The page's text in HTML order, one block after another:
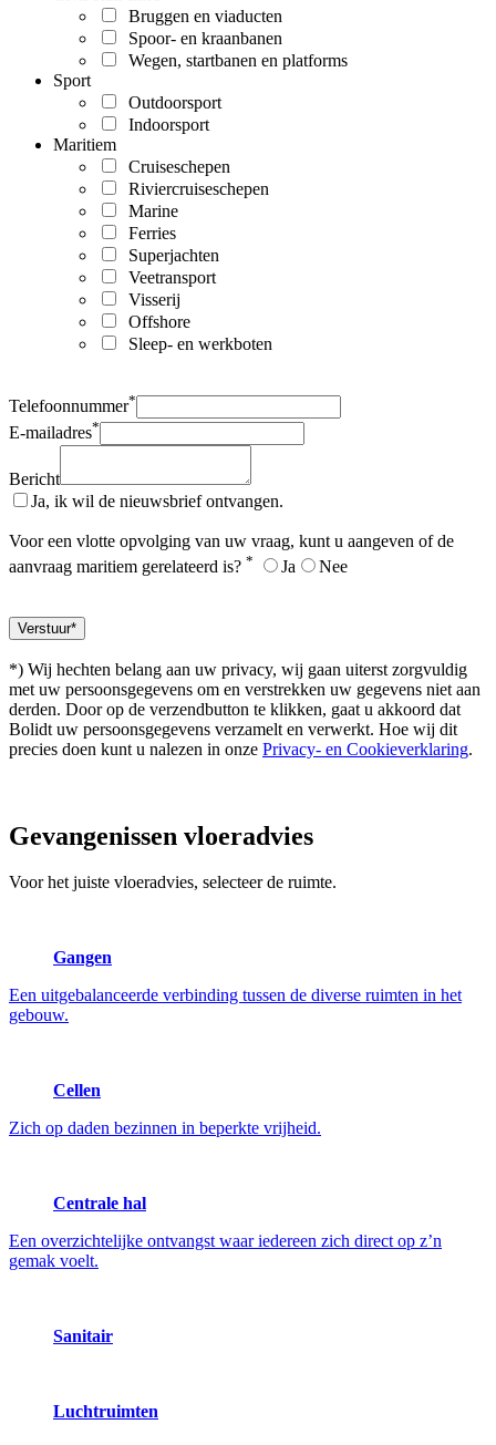
Bruggen en viaducten
Spoor- en kraanbanen
Wegen, startbanen en platforms
Sport
Outdoorsport
Indoorsport
Maritiem
Cruiseschepen
Riviercruiseschepen
Marine
Ferries
Superjachten
Veetransport
Visserij
Offshore
Sleep- en werkboten
Telefoonnummer*
E-mailadres*
Bericht
Ja, ik wil de nieuwsbrief ontvangen.
Voor een vlotte opvolging van uw vraag, kunt u aangeven of de
aanvraag maritiem gerelateerd is? * Ja Nee
*) Wij hechten belang aan uw privacy, wij gaan uiterst zorgvuldig
met uw persoonsgegevens om en verstrekken uw gegevens niet aan
derden. Door op de verzendbutton te klikken, gaat u akkoord dat
Bolidt uw persoonsgegevens verzamelt en verwerkt. Hoe wij dit
precies doen kunt u nalezen in onze Privacy- en Cookieverklaring.
Gevangenissen vloeradvies
Voor het juiste vloeradvies, selecteer de ruimte.
Gangen
Een uitgebalanceerde verbinding tussen de diverse ruimten in het
gebouw.
Cellen
Zich op daden bezinnen in beperkte vrijheid.
Centrale hal
Een overzichtelijke ontvangst waar iedereen zich direct op z’n
gemak voelt.
Sanitair
Luchtruimten